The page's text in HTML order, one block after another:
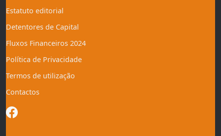
Estatuto editorial
Detentores de Capital
Fluxos Financeiros 2024
Política de Privacidade
Termos de utilização
Contactos